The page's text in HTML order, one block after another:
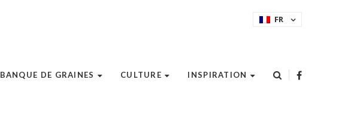
FR
BANQUE DE GRAINES CULTURE INSPIRATION